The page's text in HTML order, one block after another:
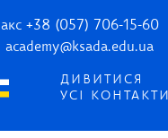
+38 (057) 706-15-60
academy@ksada.edu.ua
ДИВИТИСЯ
УСІ КОНТАКТИ